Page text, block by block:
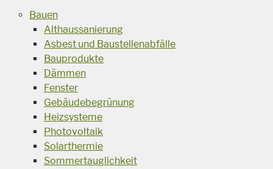
Bauen
Althaussanierung
Asbest und Baustellenabfälle
Bauprodukte
Dämmen
Fenster
Gebäudebegrünung
Heizsysteme
Photovoltaik
Solarthermie
Sommertauglichkeit